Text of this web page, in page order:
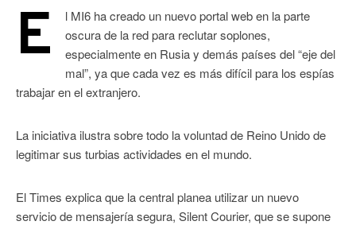
E
l MI6 ha creado un nuevo portal web en la parte
oscura de la red para reclutar soplones,
especialmente en Rusia y demás países del “eje del
mal”, ya que cada vez es más difícil para los espías
trabajar en el extranjero.
La iniciativa ilustra sobre todo la voluntad de Reino Unido de
legitimar sus turbias actividades en el mundo.
El Times explica que la central planea utilizar un nuevo
servicio de mensajería segura, Silent Courier, que se supone